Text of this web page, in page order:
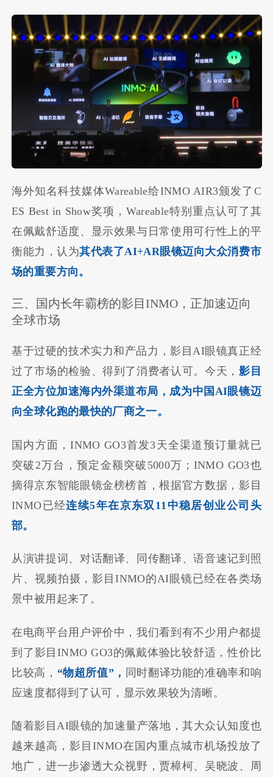
海外知名科技媒体Wareable给INMO AIR3颁发了C
ES Best in Show奖项，Wareable特别重点认可了其
在佩戴舒适度、显示效果与日常使用可行性上的平
衡能力，认为其代表了AI+AR眼镜迈向大众消费市
场的重要方向。
三、国内长年霸榜的影目INMO，正加速迈向
全球市场
基于过硬的技术实力和产品力，影目AI眼镜真正经
过了市场的检验、得到了消费者认可。今天， 影目
正全方位加速海内外渠道布局，成为中国AI眼镜迈
向全球化跑的最快的厂商之一。
国内方面，INMO GO3首发3天全渠道预订量就已
突破2万台，预定金额突破5000万；INMO GO3也
摘得京东智能眼镜金榜榜首，根据官方数据，影目
INMO已经连续5年在京东双11中稳居创业公司头
部。
从演讲提词、对话翻译、同传翻译、语音速记到照
片、视频拍摄，影目INMO的AI眼镜已经在各类场
景中被用起来了。
在电商平台用户评价中，我们看到有不少用户都提
到了影目INMO GO3的佩戴体验比较舒适，性价比
比较高， “物超所值”， 同时翻译功能的准确率和响
应速度都得到了认可，显示效果较为清晰。
随着影目AI眼镜的加速量产落地，其大众认知度也
越来越高，影目INMO在国内重点城市机场投放了
地广，进一步渗透大众视野，贾樟柯、吴晓波、周